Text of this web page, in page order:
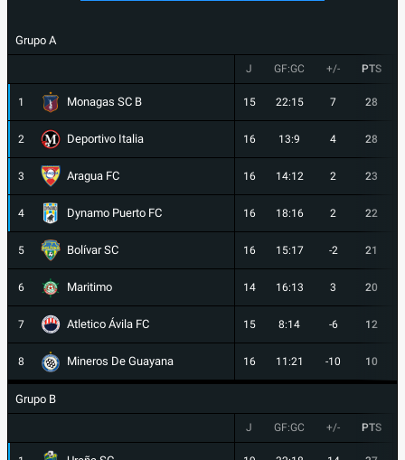
Grupo A
J GF:GC +/- PTS
1 Monagas SC B 15 22:15 7 28
2 Deportivo Italia 16 13:9 4 28
3 Aragua FC 16 14:12 2 23
4 Dynamo Puerto FC 16 18:16 2 22
5 Bolívar SC 16 15:17 -2 21
6 Maritimo 14 16:13 3 20
7 Atletico Ávila FC 15 8:14 -6 12
8 Mineros De Guayana 16 11:21 -10 10
Grupo B
J GF:GC +/- PTS